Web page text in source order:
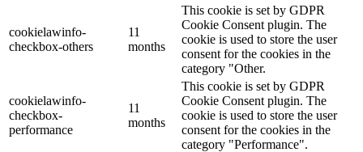
cookielawinfo-
checkbox-others
11
months
This cookie is set by GDPR
Cookie Consent plugin. The
cookie is used to store the user
consent for the cookies in the
category "Other.
cookielawinfo-
checkbox-
performance
11
months
This cookie is set by GDPR
Cookie Consent plugin. The
cookie is used to store the user
consent for the cookies in the
category "Performance".